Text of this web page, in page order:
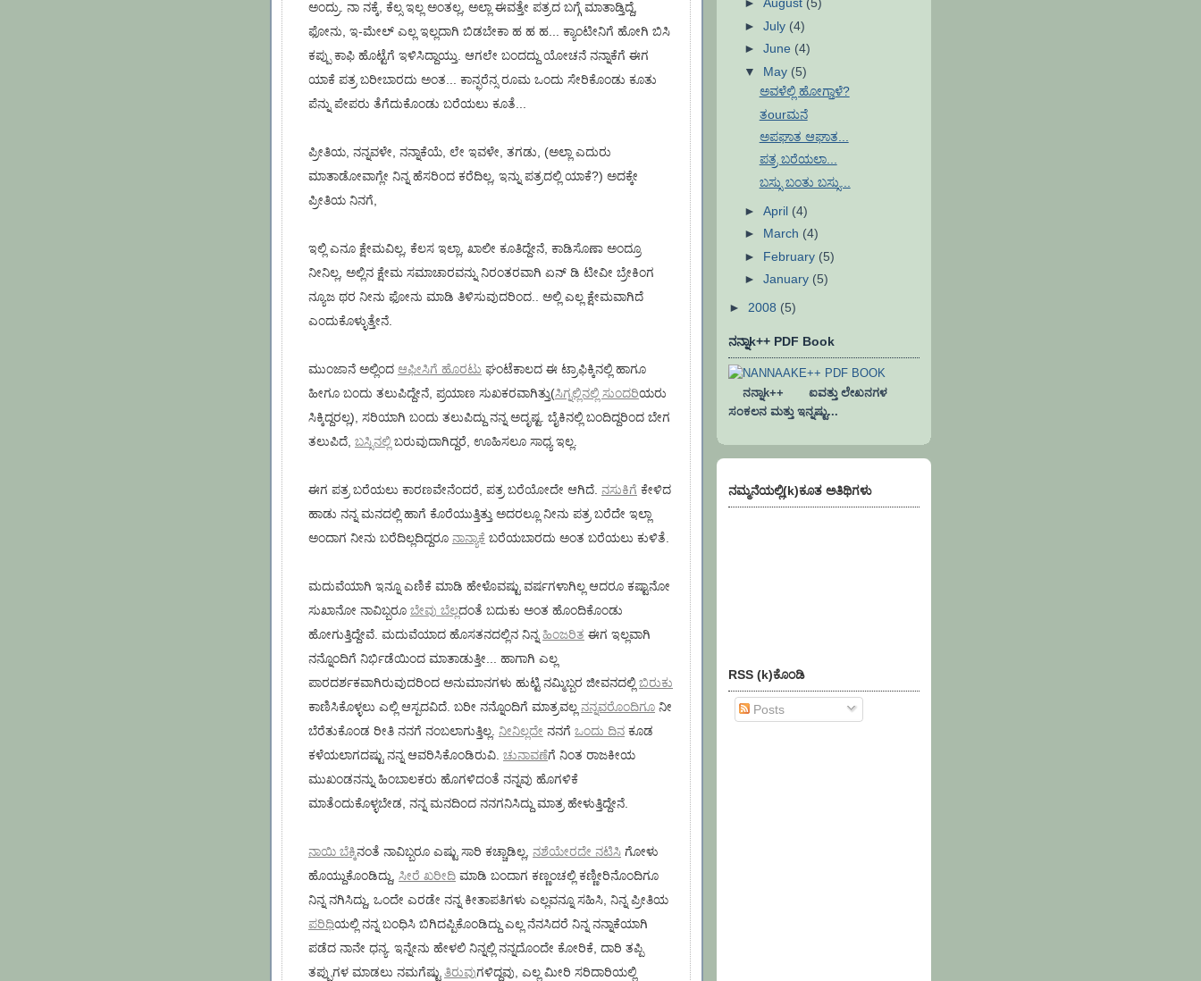
ಅಂದ್ರು. ನಾ ನಕ್ಕೆ, ಕೆಲ್ಸ ಇಲ್ಲ ಅಂತಲ್ಲ, ಅಲ್ಲಾ ಈವತ್ತೇ ಪತ್ರದ ಬಗ್ಗೆ ಮಾತಾಡ್ತಿದ್ದೆ,
ಫೋನು, ಇ-ಮೇಲ್ ಎಲ್ಲ ಇಲ್ಲದಾಗಿ ಬಿಡಬೇಕಾ ಹ ಹ ಹ... ಕ್ಯಾಂಟೀನಿಗೆ ಹೋಗಿ ಬಿಸಿ
ಕಪ್ಪು ಕಾಫಿ ಹೊಟ್ಟೆಗೆ ಇಳಿಸಿದ್ದಾಯ್ತು. ಆಗಲೇ ಬಂದದ್ದು ಯೋಚನೆ ನನ್ನಾಕೆಗೆ ಈಗ
ಯಾಕೆ ಪತ್ರ ಬರೀಬಾರದು ಅಂತ... ಕಾನ್ಫರೆನ್ಸ ರೂಮ ಒಂದು ಸೇರಿಕೊಂಡು ಕೂತು
ಪೆನ್ನು ಪೇಪರು ತೆಗೆದುಕೊಂಡು ಬರೆಯಲು ಕೂತೆ...
ಪ್ರೀತಿಯ, ನನ್ನವಳೇ, ನನ್ನಾಕೆಯೆ, ಲೇ ಇವಳೇ, ತಗಡು, (ಅಲ್ಲಾ ಎದುರು
ಮಾತಾಡೋವಾಗ್ಲೇ ನಿನ್ನ ಹೆಸರಿಂದ ಕರೆದಿಲ್ಲ, ಇನ್ನು ಪತ್ರದಲ್ಲಿ ಯಾಕೆ?) ಅದಕ್ಕೇ
ಪ್ರೀತಿಯ ನಿನಗೆ,
ಇಲ್ಲಿ ಎನೂ ಕ್ಷೇಮವಿಲ್ಲ, ಕೆಲಸ ಇಲ್ಲಾ, ಖಾಲೀ ಕೂತಿದ್ದೇನೆ, ಕಾಡಿಸೊಣಾ ಅಂದ್ರೂ
ನೀನಿಲ್ಲ, ಅಲ್ಲಿನ ಕ್ಷೇಮ ಸಮಾಚಾರವನ್ನು ನಿರಂತರವಾಗಿ ಏನ್ ಡಿ ಟೀವೀ ಬ್ರೇಕಿಂಗ
ನ್ಯೂಜ ಥರ ನೀನು ಫೋನು ಮಾಡಿ ತಿಳಿಸುವುದರಿಂದ.. ಅಲ್ಲಿ ಎಲ್ಲ ಕ್ಷೇಮವಾಗಿದೆ
ಎಂದುಕೊಳ್ಳುತ್ತೇನೆ.
ಮುಂಜಾನೆ ಅಲ್ಲಿಂದ ಆಫೀಸಿಗೆ ಹೊರಟು ಘಂಟೆಕಾಲದ ಈ ಟ್ರಾಫಿಕ್ಕಿನಲ್ಲಿ ಹಾಗೂ
ಹೀಗೂ ಬಂದು ತಲುಪಿದ್ದೇನೆ, ಪ್ರಯಾಣ ಸುಖಕರವಾಗಿತ್ತು(ಸಿಗ್ನಲ್ಲಿನಲ್ಲಿ ಸುಂದರಿಯರು
ಸಿಕ್ಕಿದ್ದರಲ್ಲ), ಸರಿಯಾಗಿ ಬಂದು ತಲುಪಿದ್ದು ನನ್ನ ಅದೃಷ್ಟ. ಬೈಕಿನಲ್ಲಿ ಬಂದಿದ್ದರಿಂದ ಬೇಗ
ತಲುಪಿದೆ, ಬಸ್ಸಿನಲ್ಲಿ ಬರುವುದಾಗಿದ್ದರೆ, ಊಹಿಸಲೂ ಸಾಧ್ಯ ಇಲ್ಲ.
ಈಗ ಪತ್ರ ಬರೆಯಲು ಕಾರಣವೇನೆಂದರೆ, ಪತ್ರ ಬರೆಯೋದೇ ಆಗಿದೆ. ನಸುಕಿಗೆ ಕೇಳಿದ
ಹಾಡು ನನ್ನ ಮನದಲ್ಲಿ ಹಾಗೆ ಕೊರೆಯುತ್ತಿತ್ತು ಅದರಲ್ಲೂ ನೀನು ಪತ್ರ ಬರೆದೇ ಇಲ್ಲಾ
ಅಂದಾಗ ನೀನು ಬರೆದಿಲ್ಲದಿದ್ದರೂ ನಾನ್ಯಾಕೆ ಬರೆಯಬಾರದು ಅಂತ ಬರೆಯಲು ಕುಳಿತೆ.
ಮದುವೆಯಾಗಿ ಇನ್ನೂ ಎಣಿಕೆ ಮಾಡಿ ಹೇಳೊವಷ್ಟು ವರ್ಷಗಳಾಗಿಲ್ಲ ಆದರೂ ಕಷ್ಟಾನೋ
ಸುಖಾನೋ ನಾವಿಬ್ಬರೂ ಬೇವು ಬೆಲ್ಲದಂತೆ ಬದುಕು ಅಂತ ಹೊಂದಿಕೊಂಡು
ಹೋಗುತ್ತಿದ್ದೇವೆ. ಮದುವೆಯಾದ ಹೊಸತನದಲ್ಲಿನ ನಿನ್ನ ಹಿಂಜರಿತ ಈಗ ಇಲ್ಲವಾಗಿ
ನನ್ನೊಂದಿಗೆ ನಿರ್ಭಿಡೆಯಿಂದ ಮಾತಾಡುತ್ತೀ... ಹಾಗಾಗಿ ಎಲ್ಲ
ಪಾರದರ್ಶಕವಾಗಿರುವುದರಿಂದ ಅನುಮಾನಗಳು ಹುಟ್ಟಿ ನಮ್ಮಿಬ್ಬರ ಜೀವನದಲ್ಲಿ ಬಿರುಕು
ಕಾಣಿಸಿಕೊಳ್ಳಲು ಎಲ್ಲಿ ಆಸ್ಪದವಿದೆ. ಬರೀ ನನ್ನೊಂದಿಗೆ ಮಾತ್ರವಲ್ಲ ನನ್ನವರೊಂದಿಗೂ ನೀ
ಬೆರೆತುಕೊಂಡ ರೀತಿ ನನಗೆ ನಂಬಲಾಗುತ್ತಿಲ್ಲ. ನೀನಿಲ್ಲದೇ ನನಗೆ ಒಂದು ದಿನ ಕೂಡ
ಕಳೆಯಲಾಗದಷ್ಟು ನನ್ನ ಆವರಿಸಿಕೊಂಡಿರುವಿ. ಚುನಾವಣೆಗೆ ನಿಂತ ರಾಜಕೀಯ
ಮುಖಂಡನನ್ನು ಹಿಂಬಾಲಕರು ಹೊಗಳಿದಂತೆ ನನ್ನವು ಹೊಗಳಿಕೆ
ಮಾತೆಂದುಕೊಳ್ಳಬೇಡ, ನನ್ನ ಮನದಿಂದ ನನಗನಿಸಿದ್ದು ಮಾತ್ರ ಹೇಳುತ್ತಿದ್ದೇನೆ.
ನಾಯಿ ಬೆಕ್ಕಿನಂತೆ ನಾವಿಬ್ಬರೂ ಎಷ್ಟು ಸಾರಿ ಕಚ್ಚಾಡಿಲ್ಲ, ನಶೆಯೇರದೇ ನಟಿಸಿ ಗೋಳು
ಹೊಯ್ದುಕೊಂಡಿದ್ದು, ಸೀರೆ ಖರೀದಿ ಮಾಡಿ ಬಂದಾಗ ಕಣ್ಣಂಚಲ್ಲಿ ಕಣ್ಣೀರಿನೊಂದಿಗೂ
ನಿನ್ನ ನಗಿಸಿದ್ದು, ಒಂದೇ ಎರಡೇ ನನ್ನ ಕೀತಾಪತಿಗಳು ಎಲ್ಲವನ್ನೂ ಸಹಿಸಿ, ನಿನ್ನ ಪ್ರೀತಿಯ
ಪರಿಧಿಯಲ್ಲಿ ನನ್ನ ಬಂಧಿಸಿ ಬಿಗಿದಪ್ಪಿಕೊಂಡಿದ್ದು ಎಲ್ಲ ನೆನಸಿದರೆ ನಿನ್ನ ನನ್ನಾಕೆಯಾಗಿ
ಪಡೆದ ನಾನೇ ಧನ್ಯ. ಇನ್ನೇನು ಹೇಳಲಿ ನಿನ್ನಲ್ಲಿ ನನ್ನದೊಂದೇ ಕೋರಿಕೆ, ದಾರಿ ತಪ್ಪಿ
ತಪ್ಪುಗಳ ಮಾಡಲು ನಮಗೆಷ್ಟು ತಿರುವುಗಳಿದ್ದವು, ಎಲ್ಲ ಮೀರಿ ಸರಿದಾರಿಯಲ್ಲಿ
► August (5)
► July (4)
► June (4)
▼ May (5)
ಅವಳೆಲ್ಲಿ ಹೋಗ್ತಾಳೆ?
ತourಮನೆ
ಅಪಘಾತ ಆಘಾತ...
ಪತ್ರ ಬರೆಯಲಾ...
ಬಸ್ಸು ಬಂತು ಬಸ್ಸು...
► April (4)
► March (4)
► February (5)
► January (5)
► 2008 (5)
ನನ್ನಾk++ PDF Book
ನನ್ನಾk++ ಐವತ್ತು ಲೇಖನಗಳ
ಸಂಕಲನ ಮತ್ತು ಇನ್ನಷ್ಟು...
ನಮ್ಮನೆಯಲ್ಲಿ(k)ಕೂತ ಅತಿಥಿಗಳು
RSS (k)ಕೊಂಡಿ
Posts